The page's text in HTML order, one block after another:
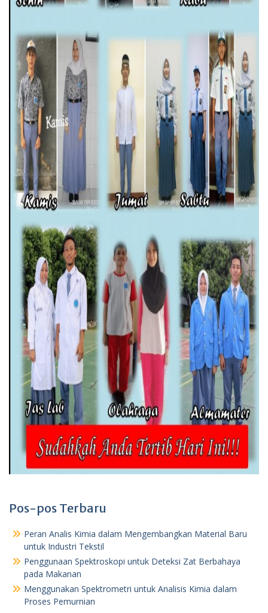
Pos-pos Terbaru
Peran Analis Kimia dalam Mengembangkan Material Baru
untuk Industri Tekstil
Penggunaan Spektroskopi untuk Deteksi Zat Berbahaya
pada Makanan
Menggunakan Spektrometri untuk Analisis Kimia dalam
Proses Pemurnian